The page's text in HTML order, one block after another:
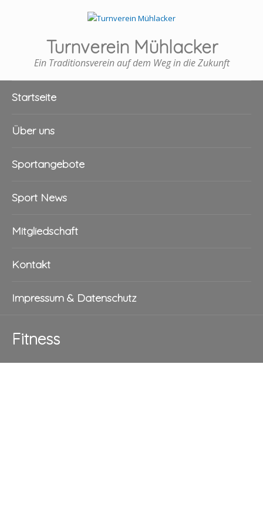
Turnverein Mühlacker
Ein Traditionsverein auf dem Weg in die Zukunft
Startseite
Über uns
Sportangebote
Sport News
Mitgliedschaft
Kontakt
Impressum & Datenschutz
Fitness